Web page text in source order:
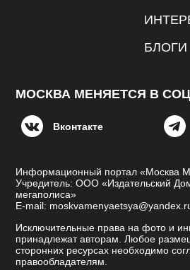
БЛОГИ
МОСКВА МЕНЯЕТСЯ В
Вконтакте
Информационный портал «Москва
Учредитель: ООО «Издательский
мегаполиса»
E-mail:
Исключительные права на фото и
принадлежат авторам. Любое
сторонних ресурсах необходимо
правообладателям.